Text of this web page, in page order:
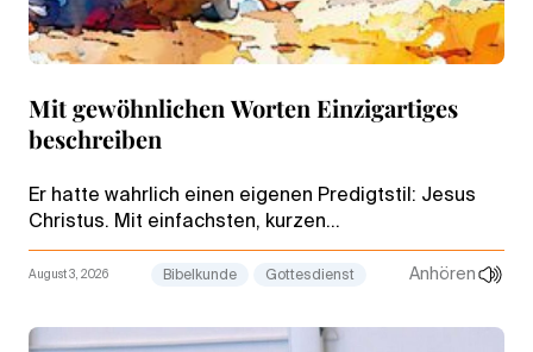
Mit gewöhnlichen Worten Einzigartiges
beschreiben
Er hatte wahrlich einen eigenen Predigtstil: Jesus
Christus. Mit einfachsten, kurzen
Alltagsgeschichten sprach er die tiefsten
Wahrheiten aus. Um das Geheimnis und die
fehlte den meisten jedoch eine Zutat.
August 3, 2026 Bibelkunde Gottesdienst Anhören